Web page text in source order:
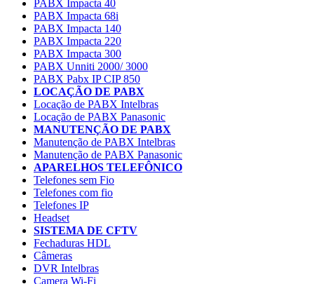
PABX Impacta 40
PABX Impacta 68i
PABX Impacta 140
PABX Impacta 220
PABX Impacta 300
PABX Unniti 2000/ 3000
PABX Pabx IP CIP 850
LOCAÇÃO DE PABX
Locação de PABX Intelbras
Locação de PABX Panasonic
MANUTENÇÃO DE PABX
Manutenção de PABX Intelbras
Manutenção de PABX Panasonic
APARELHOS TELEFÔNICO
Telefones sem Fio
Telefones com fio
Telefones IP
Headset
SISTEMA DE CFTV
Fechaduras HDL
Câmeras
DVR Intelbras
Camera Wi-Fi